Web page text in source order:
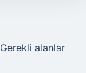
Gerekli alanlar